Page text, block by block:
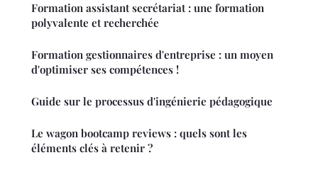
Formation assistant secrétariat : une formation
polyvalente et recherchée
Formation gestionnaires d'entreprise : un moyen
d'optimiser ses compétences !
Guide sur le processus d'ingénierie pédagogique
Le wagon bootcamp reviews : quels sont les
éléments clés à retenir ?